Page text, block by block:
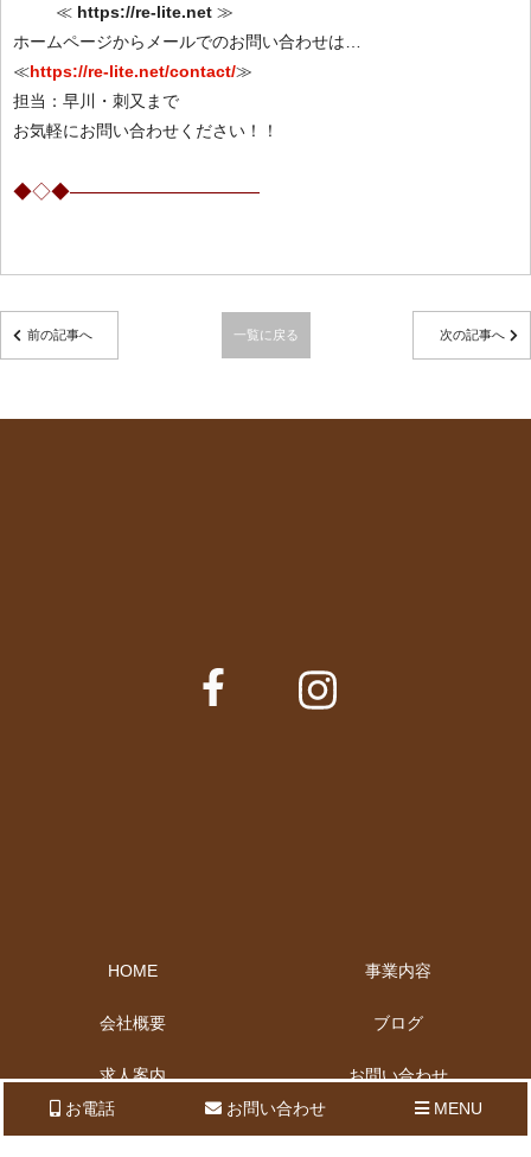
≪ https://re-lite.net ≫
ホームページからメールでのお問い合わせは…
≪https://re-lite.net/contact/≫
担当：早川・刺又まで
お気軽にお問い合わせください！！
◆◇◆——————————
前の記事へ 一覧に戻る 次の記事へ
HOME 事業内容
会社概要 ブログ
求人案内
お問い合わせ
お電話
お問い合わせ MENU